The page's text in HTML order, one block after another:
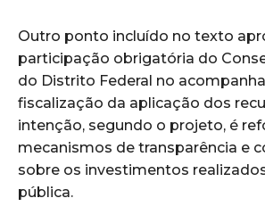
Outro ponto incluído no texto
participação obrigatória do
do Distrito Federal no
fiscalização da aplicação dos
intenção, segundo o projeto, é
mecanismos de transparência e
sobre os investimentos
pública.